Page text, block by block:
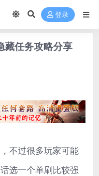
登录
藏任务攻略分享
不过很多玩家可能
选一个单刷比较强